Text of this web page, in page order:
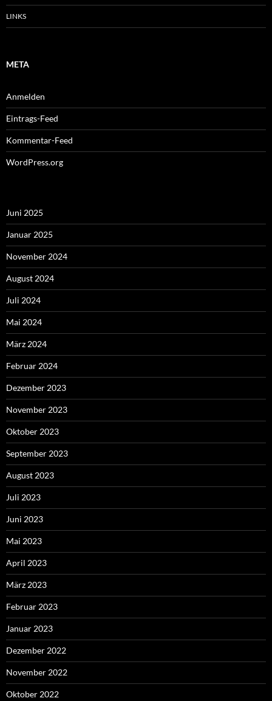
LINKS
META
Anmelden
Eintrags-Feed
Kommentar-Feed
WordPress.org
Juni 2025
Januar 2025
November 2024
August 2024
Juli 2024
Mai 2024
März 2024
Februar 2024
Dezember 2023
November 2023
Oktober 2023
September 2023
August 2023
Juli 2023
Juni 2023
Mai 2023
April 2023
März 2023
Februar 2023
Januar 2023
Dezember 2022
November 2022
Oktober 2022